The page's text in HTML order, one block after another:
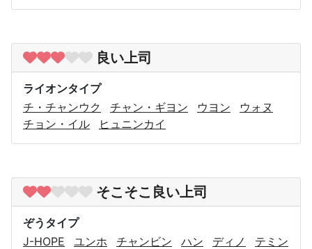
良い上司
ライオンタイプ
チ・チャンウク
チャン・ギヨン ウヨン
ウォヌ
チョン・イル
ヒュニンカイ
そこそこ良い上司
ぞうタイプ
J-HOPE
ユンホ チャンビン ハン ディノ テミン